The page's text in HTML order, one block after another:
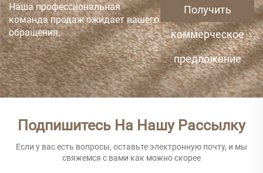
Наша профессиональная
команда продаж ожидает вашего
обращения.
Получить
коммерческое
предложение
Подпишитесь На Нашу Рассылку
Если у вас есть вопросы, оставьте электронную почту, и мы
свяжемся с вами как можно скорее